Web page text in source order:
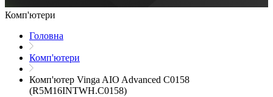
Комп'ютери
Головна
Комп'ютери
Комп'ютер Vinga AIO Advanced C0158
(R5M16INTWH.C0158)